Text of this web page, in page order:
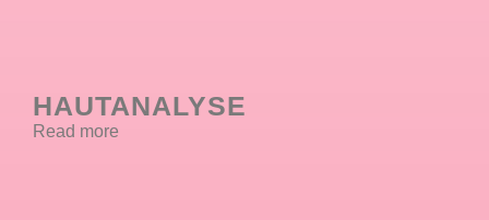
HAUTANALYSE
Read more